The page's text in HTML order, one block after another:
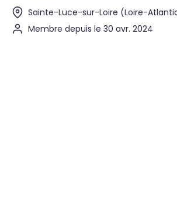
Sainte-Luce-sur-Loire (Loire-
Membre depuis le 30 avr. 2024